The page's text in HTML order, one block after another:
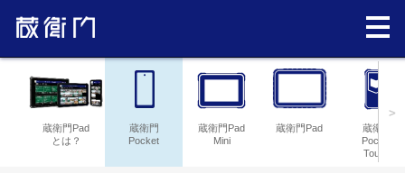
蔵衛門Pad
とは？
蔵衛門
Pocket
蔵衛門Pad
Mini
蔵衛門Pad
蔵衛門
Pocket
Tough
>